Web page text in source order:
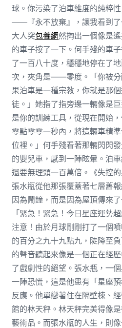
球。你污染了泊車維度的純粹
——『永不放棄』，讓我看到了
大人突包養網然掏出一個像是
的車子按了一下。何手殘的車
了一百八十度，穩穩地停在了
次，夾角是——零度。「你被分
果泊車是一種宗教，你就是那
徒。」她指了指旁邊一輛像是
是你的訓練工具，從現在開始
零點零零一秒內，將這輛車精
位裡。」何手殘看著那輛閃閃
的嬰兒車，感到一陣眩暈。泊
還要無理頭一百萬倍。《失控
張水瓶從他那張覆蓋著七層舊
因為鬧鐘，而是因為屋頂傳來
「緊急！緊急！今日星座運勢
注意！由於月球剛剛打了一個
的百分之九十九點九，陡降至
的聲音聽起來像是一個正在經
了戲劇性的絕望。張水瓶，一
一陣恐慌，這是他患有「星座
反應。他單戀著住在隔壁棟、
館的林天秤。林天秤完美得像
藝術品。而張水瓶的人生，則